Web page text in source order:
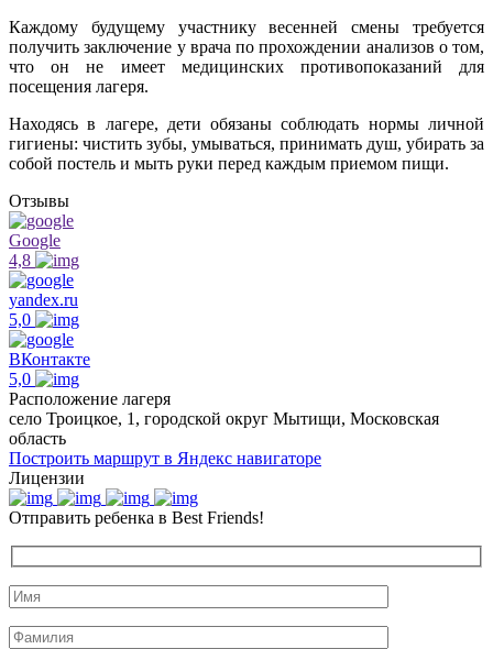
Каждому будущему участнику весенней смены требуется
получить заключение у врача по прохождении анализов о том,
что он не имеет медицинских противопоказаний для
посещения лагеря.
Находясь в лагере, дети обязаны соблюдать нормы личной
гигиены: чистить зубы, умываться, принимать душ, убирать за
собой постель и мыть руки перед каждым приемом пищи.
Отзывы
Google
4,8
yandex.ru
5,0
ВКонтакте
5,0
Расположение лагеря
село Троицкое, 1, городской округ Мытищи, Московская
область
Построить маршрут в Яндекс навигаторе
Лицензии
Отправить ребенка в Best Friends!